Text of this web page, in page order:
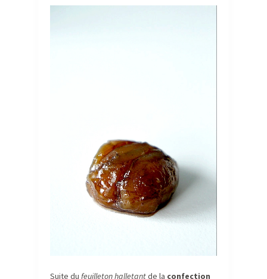
Suite du feuilleton halletantde la confection